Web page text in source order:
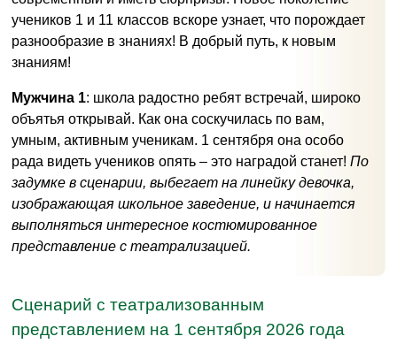
учеников 1 и 11 классов вскоре узнает, что порождает
разнообразие в знаниях! В добрый путь, к новым
знаниям!
Мужчина 1: школа радостно ребят встречай, широко
объятья открывай. Как она соскучилась по вам,
умным, активным ученикам. 1 сентября она особо
рада видеть учеников опять – это наградой станет! По
задумке в сценарии, выбегает на линейку девочка,
изображающая школьное заведение, и начинается
выполняться интересное костюмированное
представление с театрализацией.
Сценарий с театрализованным
представлением на 1 сентября 2026 года